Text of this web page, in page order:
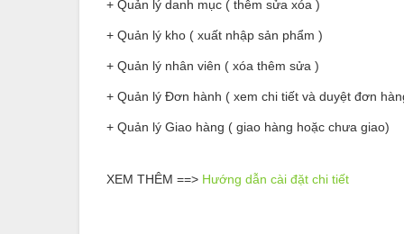
+ Quản lý danh mục ( thêm sửa xóa )
+ Quản lý kho ( xuất nhập sản phẩm )
+ Quản lý nhân viên ( xóa thêm sửa )
+ Quản lý Đơn hành ( xem chi tiết và duyệt đơn
+ Quản lý Giao hàng ( giao hàng hoặc chưa giao)
XEM THÊM ==> Hướng dẫn cài đặt chi tiết